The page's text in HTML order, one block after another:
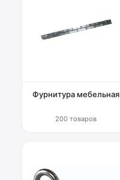
Фурнитура мебельная
200 товаров